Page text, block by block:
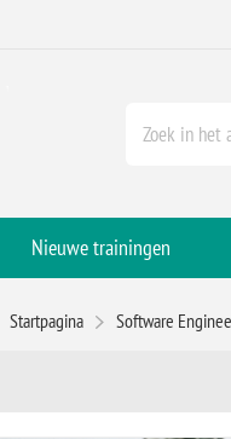
Nieuwe trainingen
Startpagina Software